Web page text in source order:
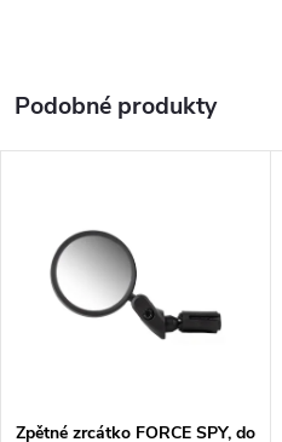
Zpětné zrcátko FORCE SPY, do